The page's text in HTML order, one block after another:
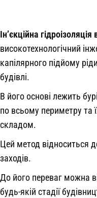
Ін’єкційна
високотехнологічний
капілярного підйому
будівлі.
В його основі лежить
по всьому периметру та
складом.
Цей метод відноситься
заходів.
До його переваг можна
будь-якій стадії